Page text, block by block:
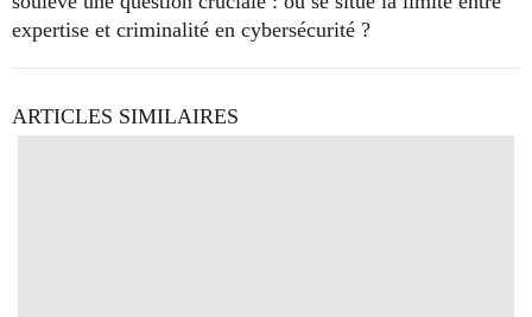
expertise et criminalité en cybersécurité ?
ARTICLES SIMILAIRES